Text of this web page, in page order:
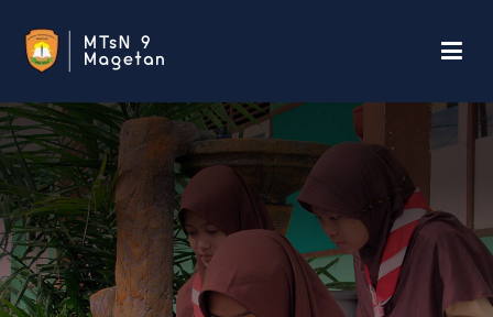
konten
MTsN 9 MAGETAN
Official Website MTsN 9 Magetan Desa Tanjung Kecamatan
Bendo Kabupaten Magetan Jawa Timur ID 63384